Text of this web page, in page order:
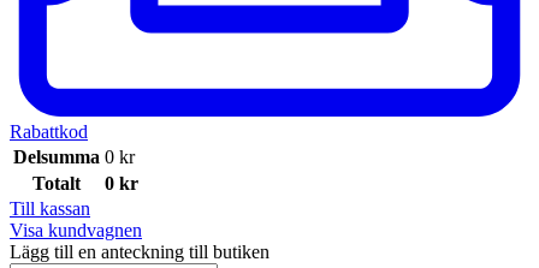
Rabattkod
Delsumma 0 kr
Totalt
0 kr
Till kassan
Visa kundvagnen
Lägg till en anteckning till butiken